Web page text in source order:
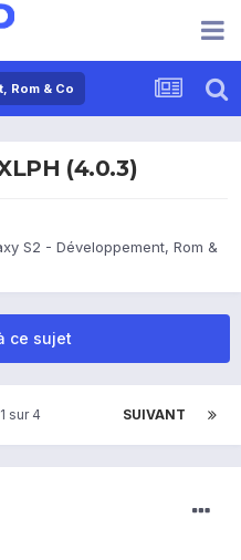
Rom & Co
(4.0.3)
S2 - Développement, Rom &
ce sujet
SUIVANT
sur 4